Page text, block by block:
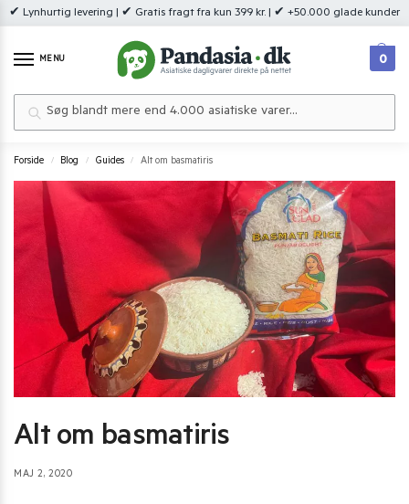
✔ Lynhurtig levering | ✔ Gratis fragt fra kun 399 kr. | ✔ +50.000 glade kunder
MENU 0
Forside / Blog / Guides / Alt om basmatiris
Alt om basmatiris
MAJ 2, 2020